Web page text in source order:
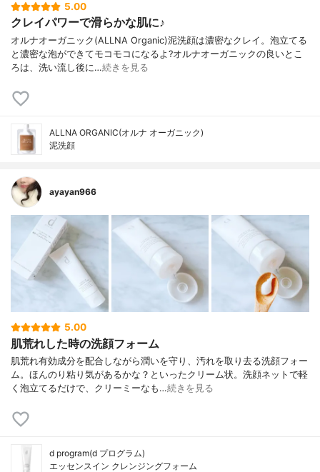
5.00
クレイパワーで滑らかな肌に♪
オルナオーガニック(ALLNA Organic)泥洗顔は濃密なクレイ。泡立てる
と濃密な泡ができてモコモコになるよ?オルナオーガニックの良いとこ
ろは、洗い流し後に…続きを見る
ALLNA ORGANIC(オルナ オーガニック)
泥洗顔
ayayan966
5.00
肌荒れした時の洗顔フォーム
肌荒れ有効成分を配合しながら潤いを守り、汚れを取り去る洗顔フォー
ム。ほんのり粘り気があるかな？といったクリーム状。洗顔ネットで軽
く泡立てるだけで、クリーミーなも…続きを見る
d program(d プログラム)
エッセンスイン クレンジングフォーム